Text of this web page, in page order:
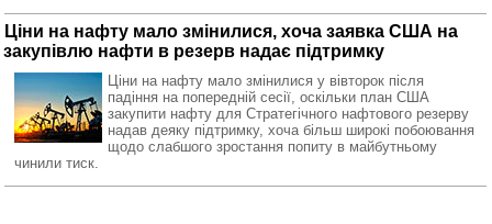
Ціни на нафту мало змінилися, хоча заявка США на
закупівлю нафти в резерв надає підтримку
Ціни на нафту мало змінилися у вівторок після
падіння на попередній сесії, оскільки план США
закупити нафту для Стратегічного нафтового резерву
надав деяку підтримку, хоча більш широкі побоювання
щодо слабшого зростання попиту в майбутньому
чинили тиск.